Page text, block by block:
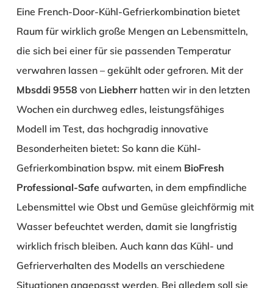
Eine French-Door-Kühl-Gefrierkombination bietet
Raum für wirklich große Mengen an Lebensmitteln,
die sich bei einer für sie passenden Temperatur
verwahren lassen – gekühlt oder gefroren. Mit der
Mbsddi 9558 von Liebherrhatten wir in den letzten
Wochen ein durchweg edles, leistungsfähiges
Modell im Test, das hochgradig innovative
Besonderheiten bietet: So kann die Kühl-
Gefrierkombination bspw. mit einem BioFresh
Professional-Safe aufwarten, in dem empfindliche
Lebensmittel wie Obst und Gemüse gleichförmig mit
Wasser befeuchtet werden, damit sie langfristig
wirklich frisch bleiben. Auch kann das Kühl- und
Gefrierverhalten des Modells an verschiedene
Situationen angepasst werden. Bei alledem soll sie